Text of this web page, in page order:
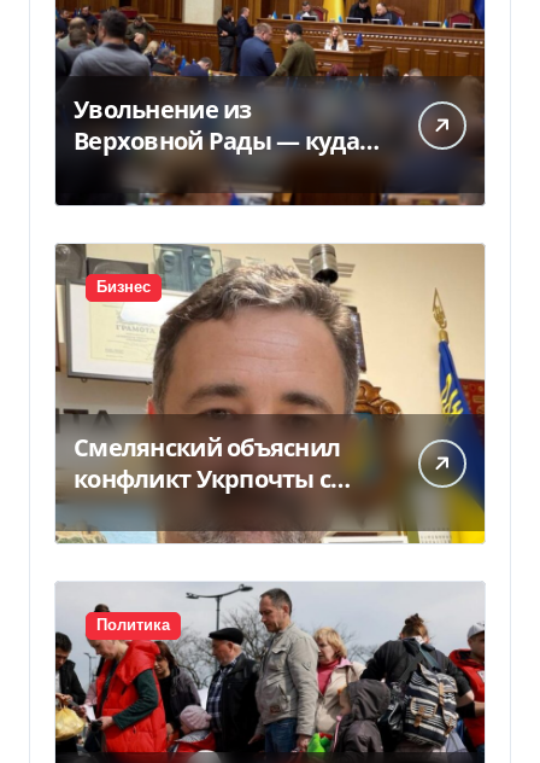
Увольнение из
Верховной Рады — куда
исчез 71 народный
депутат за семь лет
Бизнес
Смелянский объяснил
конфликт Укрпочты с
НБУ из-за платежек
Политика